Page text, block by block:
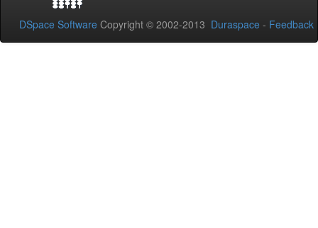
DSpace Software Copyright © 2002-2013 Duraspace - Feedback